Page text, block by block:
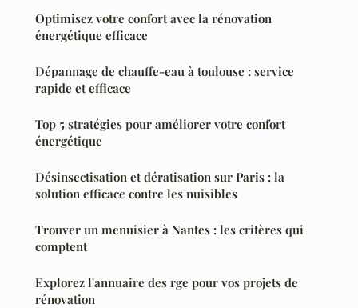
Optimisez votre confort avec la rénovation
énergétique efficace
Dépannage de chauffe-eau à toulouse : service
rapide et efficace
Top 5 stratégies pour améliorer votre confort
énergétique
Désinsectisation et dératisation sur Paris : la
solution efficace contre les nuisibles
Trouver un menuisier à Nantes : les critères qui
comptent
Explorez l'annuaire des rge pour vos projets de
rénovation